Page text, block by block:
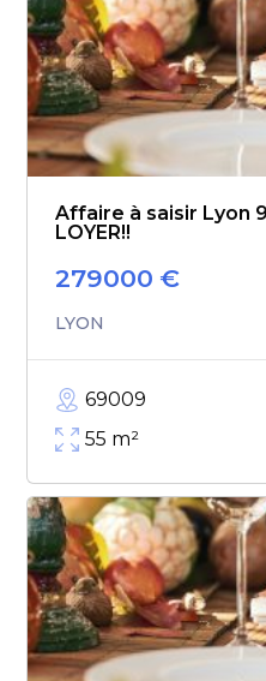
Affaire à saisir Lyon
LOYER!!
279000 €
LYON
69009
55 m²